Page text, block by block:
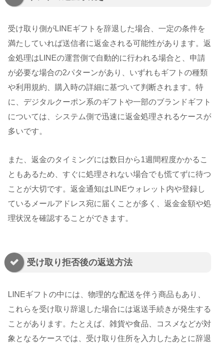
受け取り側がLINEギフトを辞退した場合、一定の条件を
満たしていれば送信者に返金される可能性があります。返
金処理はLINEの運営側で自動的に行われる場合と、申請
が必要な場合の2パターンがあり、いずれもギフトの種類
や利用規約、購入時の詳細に基づいて判断されます。特
に、デジタルクーポン系のギフトや一部のブランドギフト
については、システム側で迅速に返金処理されるケースが
多いです。
また、返金のタイミングには数日から1週間程度かかるこ
ともあるため、すぐに処理されない場合でも慌てずに待つ
ことが大切です。返金通知はLINEウォレット内や登録し
ているメールアドレス宛に届くことが多く、返金金額や処
理状況を確認することができます。
受け取り拒否後の返送方法
LINEギフトの中には、物理的な配送を伴う商品もあり、
これらを受け取り辞退した場合には返送手続きが発生する
ことがあります。たとえば、雑貨や食品、コスメなどが対
象となるケースでは、受け取り住所を入力したあとに辞退